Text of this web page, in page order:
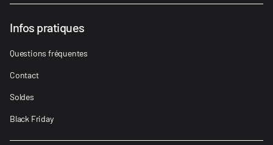
Infos pratiques
Questions fréquentes
Contact
Soldes
Black Friday